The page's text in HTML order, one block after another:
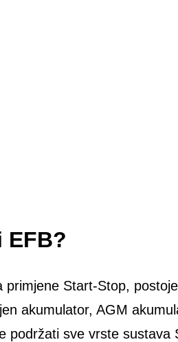
EFB?
Start-Stop,
akumulator, AGM
podržati sve vrste sustava